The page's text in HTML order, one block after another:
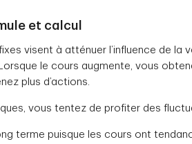
et calcul
visent à atténuer l’influence de la
le cours augmente, vous
plus d’actions.
vous tentez de profiter des
terme puisque les cours ont